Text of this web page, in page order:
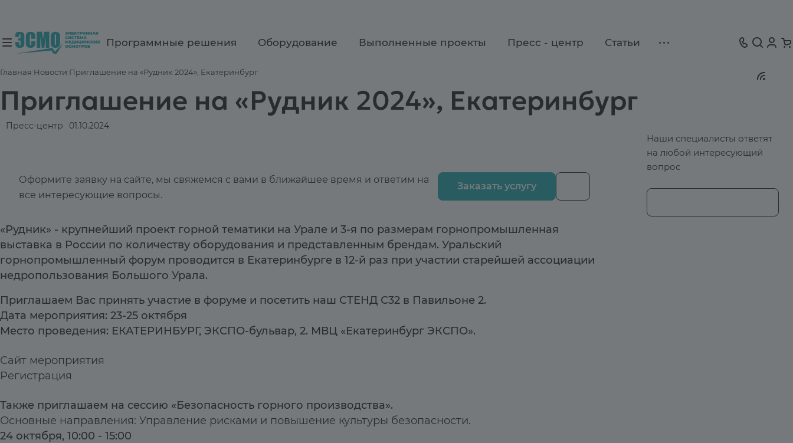
Программные решения Оборудование Выполненные проекты Пресс - центр Статьи
Главная Новости Приглашение на «Рудник 2024», Екатеринбург
Приглашение на «Рудник 2024», Екатеринбург
Пресс-центр 01.10.2024
Оформите заявку на сайте, мы свяжемся с вами в ближайшее время и ответим на
все интересующие вопросы.
Заказать услугу
«Рудник» - крупнейший проект горной тематики на Урале и 3-я по размерам горнопромышленная
выставка в России по количеству оборудования и представленным брендам. Уральский
горнопромышленный форум проводится в Екатеринбурге в 12-й раз при участии старейшей ассоциации
недропользования Большого Урала.
Приглашаем Вас принять участие в форуме и посетить наш СТЕНД С32 в Павильоне 2.
Дата мероприятия: 23-25 октября
Место проведения: ЕКАТЕРИНБУРГ, ЭКСПО-бульвар, 2. МВЦ «Екатеринбург ЭКСПО».
Сайт мероприятия
Регистрация
Также приглашаем на сессию «Безопасность горного производства».
Основные направления: Управление рисками и повышение культуры безопасности.
24 октября, 10:00 - 15:00
Наши специалисты ответят
на любой интересующий
вопрос